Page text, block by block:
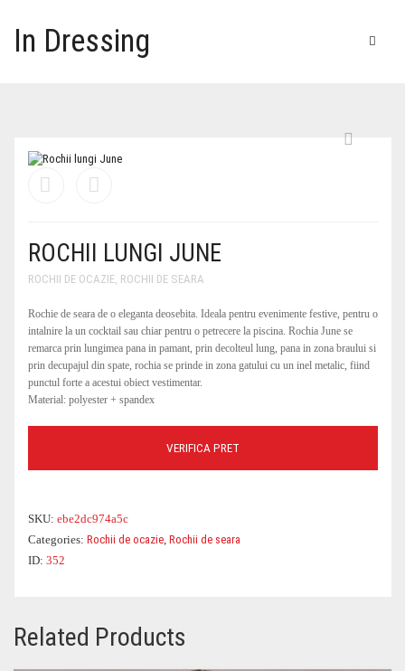
In Dressing
ROCHII DE SEARA
ROCHII CASUAL
ROCHII DE PLAJA
ROCHII DE ZI
ROCHII OFFICE
TRICOURI
CAMASI DAMA
PANTALONI TRENING
BLUZE
BLUGI
BLUZE DAMA
GENTI DAMA
GENTI PIELE
GENTI OFFICE
GENTI CASUAL
GENTI DE CALATORIE
GENTI PLAJA
ACCESORII DAMA
CURELE DAMA
PORTOFELE
PARFUMURI
OCHELARI DAMA
GHETE DAMA
DIVERSE
PARFUMURI
COSTUME DE BAIE
CEASURI
SETURI
DIVERSE
CARUCIOARE
ARTICOLE BOTEZ
ROCHII LUNGI JUNE
ROCHII DE OCAZIE, ROCHII DE SEARA
Rochie de seara de o eleganta deosebita. Ideala pentru evenimente festive, pentru o
intalnire la un cocktail sau chiar pentru o petrecere la piscina. Rochia June se
remarca prin lungimea pana in pamant, prin decolteul lung, pana in zona braului si
prin decupajul din spate, rochia se prinde in zona gatului cu un inel metalic, fiind
punctul forte a acestui obiect vestimentar.
Material: polyester + spandex
VERIFICA PRET
SKU: ebe2dc974a5c
Categories: Rochii de ocazie Rochii de seara
ID: 352
Related Products